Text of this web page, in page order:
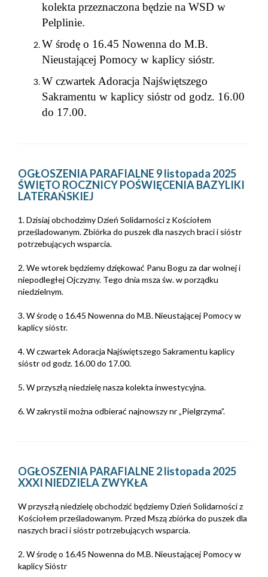
kolekta przeznaczona będzie na WSD w
Pelplinie.
W środę o 16.45 Nowenna do M.B.
Nieustającej Pomocy w kaplicy sióstr.
W czwartek Adoracja Najświętszego
Sakramentu w kaplicy sióstr od godz. 16.00
do 17.00.
OGŁOSZENIA PARAFIALNE 9 listopada 2025
ŚWIĘTO ROCZNICY POŚWIĘCENIA BAZYLIKI
LATERAŃSKIEJ
1. Dzisiaj obchodzimy Dzień Solidarności z Kościołem
prześladowanym. Zbiórka do puszek dla naszych braci i sióstr
potrzebujących wsparcia.
2. We wtorek będziemy dziękować Panu Bogu za dar wolnej i
niepodległej Ojczyzny. Tego dnia msza św. w porządku
niedzielnym.
3. W środę o 16.45 Nowenna do M.B. Nieustającej Pomocy w
kaplicy sióstr.
4. W czwartek Adoracja Najświętszego Sakramentu kaplicy
sióstr od godz. 16.00 do 17.00.
5. W przyszłą niedzielę nasza kolekta inwestycyjna.
6. W zakrystii można odbierać najnowszy nr „Pielgrzyma”.
OGŁOSZENIA PARAFIALNE 2 listopada 2025
XXXI NIEDZIELA ZWYKŁA
W przyszłą niedzielę obchodzić będziemy Dzień Solidarności z
Kościołem prześladowanym. Przed Mszą zbiórka do puszek dla
naszych braci i sióstr potrzebujących wsparcia.
2. W środę o 16.45 Nowenna do M.B. Nieustającej Pomocy w
kaplicy Sióstr